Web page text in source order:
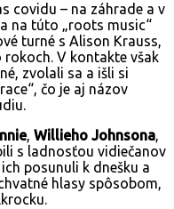
covidu – na záhrade a v
na túto „roots music“
turné s Alison Krauss,
V kontakte však
zvolali sa a išli si
čo je aj názov
, Willieho Johnsona,
s ladnosťou vidiečanov
posunuli k dnešku a
hlasy spôsobom,